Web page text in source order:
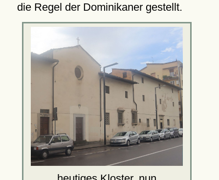
die Regel der Dominikaner gestellt.